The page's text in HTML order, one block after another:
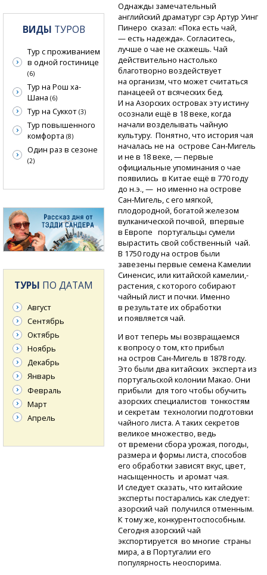
Однажды замечательный
английский драматург сэр Артур Уинг
Пинеро сказал: «Пока есть чай,
— есть надежда». Согласитесь,
лучше о чае не скажешь. Чай
действительно настолько
благотворно воздействует
на организм, что может считаться
панацеей от всяческих бед.
И на Азорских островах эту истину
осознали ещё в 18 веке, когда
начали возделывать чайную
культуру. Понятно, что история чая
началась не на островеСан-Мигель
и не в 18 веке, — первые
официальные упоминания о чае
появились в Китае ещё в 770 году
до н.э., — но именно на острове
Сан-Мигель,с его мягкой,
плодородной, богатой железом
вулканической почвой, впервые
в Европе португальцы сумели
вырастить свой собственный чай.
В 1750 году на остров были
завезены первые семена Камелии
Синенсис, или китайской камелии,-
растения, с которого собирают
чайный лист и почки. Именно
в результате их обработки
и появляется чай.
И вот теперь мы возвращаемся
к вопросу о том, кто прибыл
на островСан-Мигель в 1878 году.
Это были два китайских эксперта из
португальской колонии Макао. Они
прибыли для того чтобы обучить
азорских специалистов тонкостям
и секретам технологии подготовки
чайного листа. А таких секретов
великое множество, ведь
от времени сбора урожая, погоды,
размера и формы листа, способов
его обработки зависят вкус, цвет,
насыщенность и аромат чая.
И следует сказать, что китайские
эксперты постарались как следует:
азорский чай получился отменным.
К тому же, конкурентоспособным.
Сегодня азорский чай
экспортируется во многие страны
мира, а в Португалии его
популярность неоспорима.
ВИДЫ ТУРОВ
Тур с проживанием
в одной гостинице
(6)
Тур на Рош ха-
Шана (6)
Тур на Суккот (3)
Тур повышенного
комфорта (8)
Один раз в сезоне
(2)
ТУРЫ ПО ДАТАМ
Август
Сентябрь
Октябрь
Ноябрь
Декабрь
Январь
Февраль
Март
Апрель